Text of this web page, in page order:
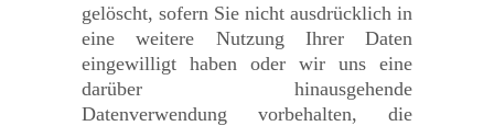
gelöscht, sofern Sie nicht ausdrücklich in
eine weitere Nutzung Ihrer Daten
eingewilligt haben oder wir uns eine
darüber hinausgehende
Datenverwendung vorbehalten, die